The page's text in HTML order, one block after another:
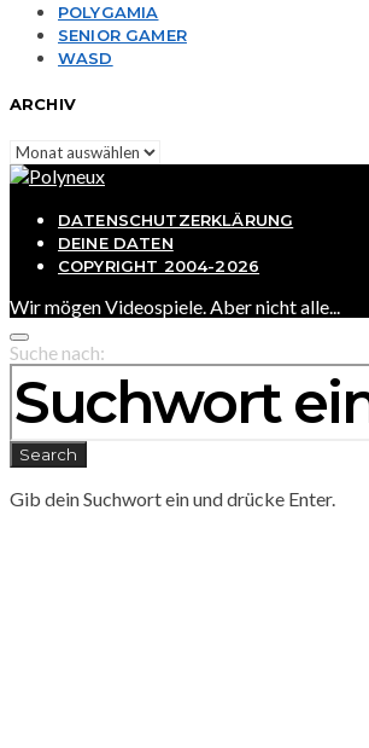
POLYGAMIA
SENIOR GAMER
WASD
ARCHIV
Archiv
DATENSCHUTZERKLÄRUNG
DEINE DATEN
COPYRIGHT 2004-2026
Wir mögen Videospiele. Aber nicht alle...
Suche nach:
Search
Gib dein Suchwort ein und drücke Enter.